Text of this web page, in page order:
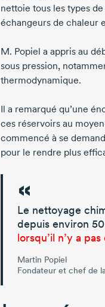
nettoie tous les types
échangeurs de chaleur
M. Popiel a appris au
sous pression,
thermodynamique.
Il a remarqué qu’une
ces réservoirs au
commencé à se
pour le rendre plus
Le nettoyage
depuis environ
lorsqu’il n’y a
Martin Popiel
Fondateur et chef de